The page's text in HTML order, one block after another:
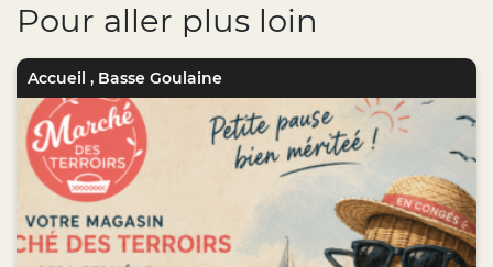
Pour aller plus loin
Accueil , Basse Goulaine